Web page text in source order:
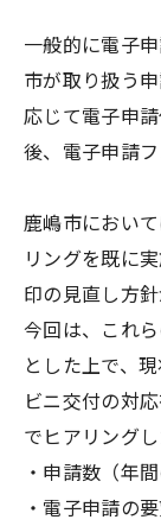
一般的に電子
市が取り扱う
応じて電子申
後、電子申請フ
鹿嶋市におい
リングを既に
印の見直し方
今回は、これ
とした上で、
ビニ交付の対
でヒアリング
・申請数（年
・電子申請の